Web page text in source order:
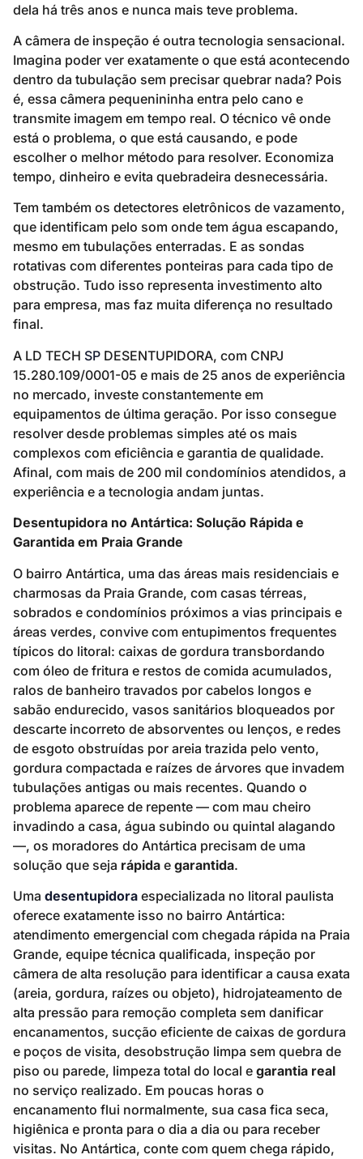
dela há três anos e nunca mais teve problema.
A câmera de inspeção é outra tecnologia sensacional.
Imagina poder ver exatamente o que está acontecendo
dentro da tubulação sem precisar quebrar nada? Pois
é, essa câmera pequenininha entra pelo cano e
transmite imagem em tempo real. O técnico vê onde
está o problema, o que está causando, e pode
escolher o melhor método para resolver. Economiza
tempo, dinheiro e evita quebradeira desnecessária.
Tem também os detectores eletrônicos de vazamento,
que identificam pelo som onde tem água escapando,
mesmo em tubulações enterradas. E as sondas
rotativas com diferentes ponteiras para cada tipo de
obstrução. Tudo isso representa investimento alto
para empresa, mas faz muita diferença no resultado
final.
A LD TECH SP DESENTUPIDORA, com CNPJ
15.280.109/0001-05 e mais de 25 anos de experiência
no mercado, investe constantemente em
equipamentos de última geração. Por isso consegue
resolver desde problemas simples até os mais
complexos com eficiência e garantia de qualidade.
Afinal, com mais de 200 mil condomínios atendidos, a
experiência e a tecnologia andam juntas.
Desentupidora no Antártica: Solução Rápida e
Garantida em Praia Grande
O bairro Antártica, uma das áreas mais residenciais e
charmosas da Praia Grande, com casas térreas,
sobrados e condomínios próximos a vias principais e
áreas verdes, convive com entupimentos frequentes
típicos do litoral: caixas de gordura transbordando
com óleo de fritura e restos de comida acumulados,
ralos de banheiro travados por cabelos longos e
sabão endurecido, vasos sanitários bloqueados por
descarte incorreto de absorventes ou lenços, e redes
de esgoto obstruídas por areia trazida pelo vento,
gordura compactada e raízes de árvores que invadem
tubulações antigas ou mais recentes. Quando o
problema aparece de repente — com mau cheiro
invadindo a casa, água subindo ou quintal alagando
—, os moradores do Antártica precisam de uma
solução que seja rápida e garantida.
Uma desentupidora especializada no litoral paulista
oferece exatamente isso no bairro Antártica:
atendimento emergencial com chegada rápida na Praia
Grande, equipe técnica qualificada, inspeção por
câmera de alta resolução para identificar a causa exata
(areia, gordura, raízes ou objeto), hidrojateamento de
alta pressão para remoção completa sem danificar
encanamentos, sucção eficiente de caixas de gordura
e poços de visita, desobstrução limpa sem quebra de
piso ou parede, limpeza total do local e garantia real
no serviço realizado. Em poucas horas o
encanamento flui normalmente, sua casa fica seca,
higiênica e pronta para o dia a dia ou para receber
visitas. No Antártica, conte com quem chega rápido,